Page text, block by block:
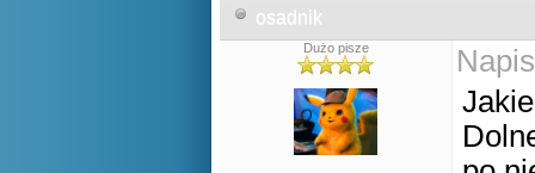
osadnik
Dużo pisze